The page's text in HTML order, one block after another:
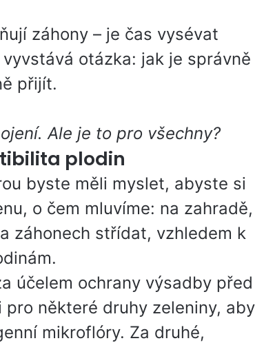
záhony – je čas vysévat
otázka: jak je správně
přijít.
Ale je to pro všechny?
plodin
byste měli myslet, abyste si
o čem mluvíme: na zahradě,
záhonech střídat, vzhledem k
účelem ochrany výsadby před
některé druhy zeleniny, aby
mikroflóry. Za druhé,